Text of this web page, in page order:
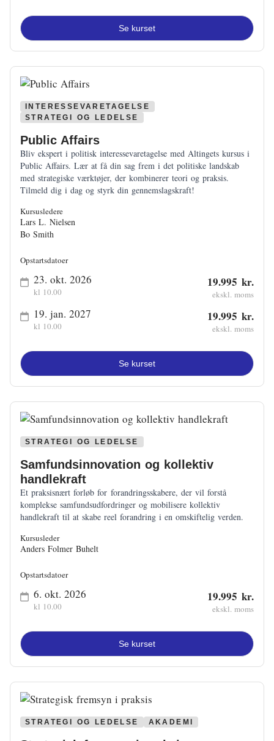
Se kurset
INTERESSEVARETAGELSE
STRATEGI OG LEDELSE
Public Affairs
Bliv ekspert i politisk interessevaretagelse med Altingets kursus i
Public Affairs. Lær at få din sag frem i det politiske landskab
med strategiske værktøjer, der kombinerer teori og praksis.
Tilmeld dig i dag og styrk din gennemslagskraft!
Kursusledere
Lars L. Nielsen
Bo Smith
Opstartsdatoer
23. okt. 2026
kl 10.00
19.995 kr.
ekskl. moms
19. jan. 2027
kl 10.00
19.995 kr.
ekskl. moms
Se kurset
STRATEGI OG LEDELSE
Samfundsinnovation og kollektiv
handlekraft
Et praksisnært forløb for forandringsskabere, der vil forstå
komplekse samfundsudfordringer og mobilisere kollektiv
handlekraft til at skabe reel forandring i en omskiftelig verden.
Kursusleder
Anders Folmer Buhelt
Opstartsdatoer
6. okt. 2026
kl 10.00
19.995 kr.
ekskl. moms
Se kurset
STRATEGI OG LEDELSE AKADEMI